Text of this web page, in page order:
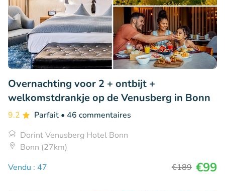
Overnachting voor 2 + ontbijt +
welkomstdrankje op de Venusberg in Bonn
9.2 Parfait • 46 commentaires
Dorint Venusberg Hotel Bonn
Bonn (27km)
Vendu : 47
€189 €99